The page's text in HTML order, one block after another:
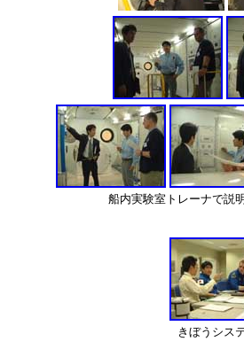
船内実験室トレーナで説
きぼうシス